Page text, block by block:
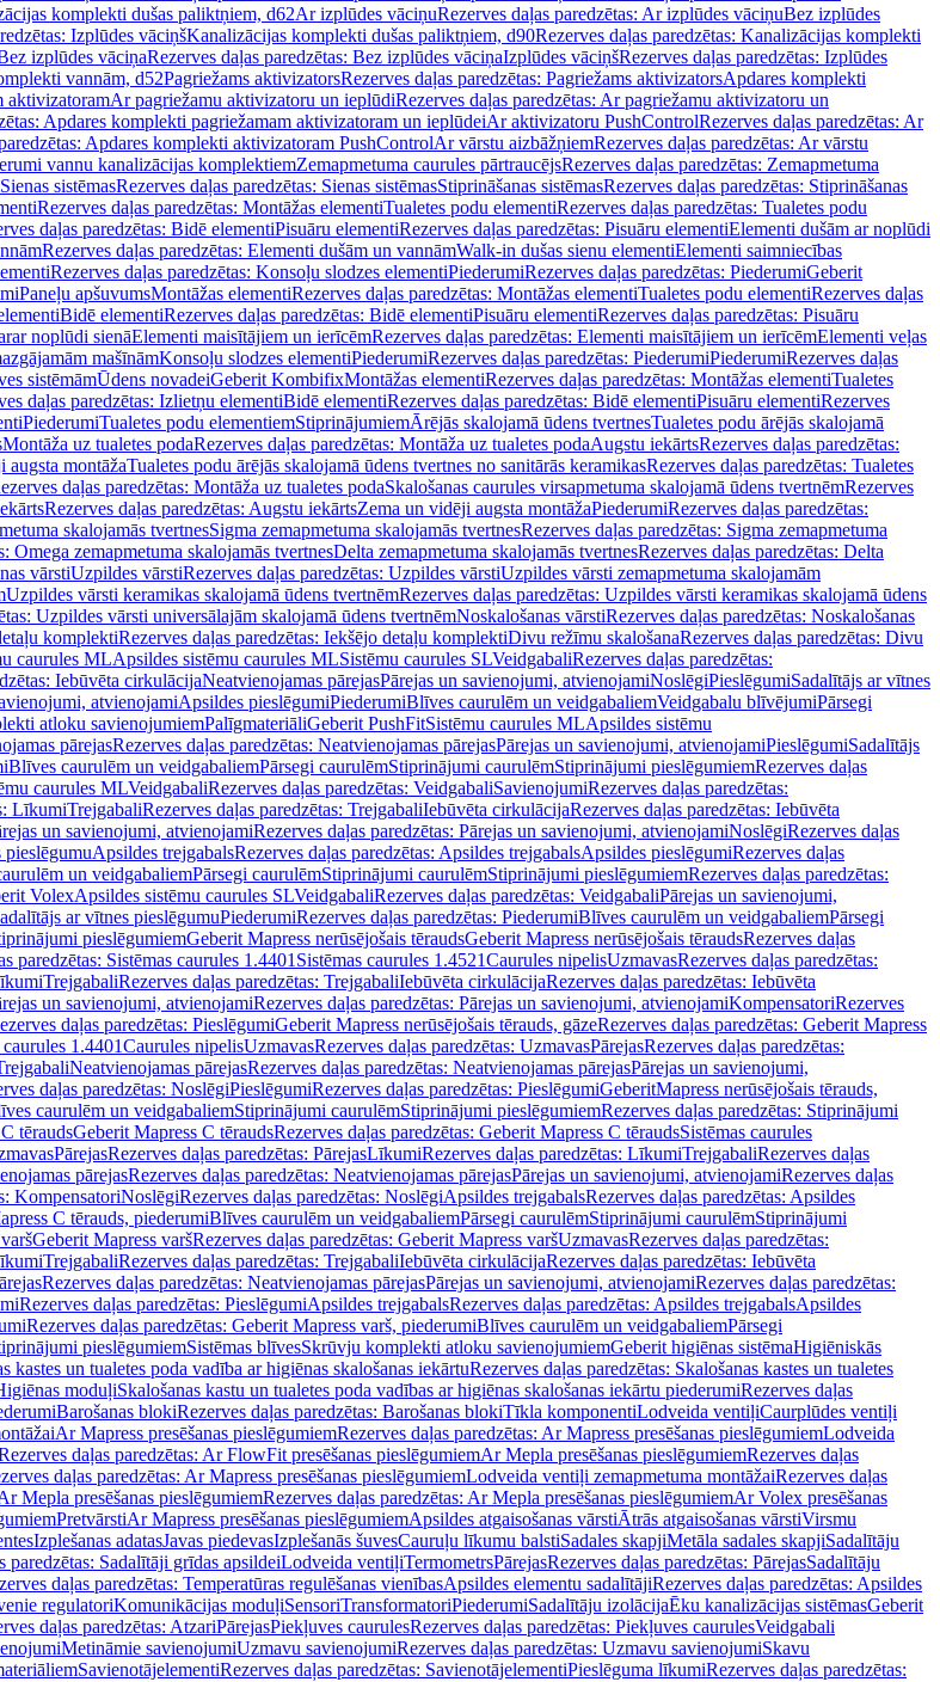
komplekti dušas paliktņiem, d62Ar izplūdes vāciņuRezerves daļas paredzētas: Ar izplūdes vāciņuBez izplūdes
Izplūdes vāciņšKanalizācijas komplekti dušas paliktņiem, d90Rezerves daļas paredzētas: Kanalizācijas komplekti
izplūdes vāciņaRezerves daļas paredzētas: Bez izplūdes vāciņaIzplūdes vāciņšRezerves daļas paredzētas: Izplūdes
vannām, d52Pagriežams aktivizatorsRezerves daļas paredzētas: Pagriežams aktivizatorsApdares komplekti
aktivizatoramAr pagriežamu aktivizatoru un ieplūdiRezerves daļas paredzētas: Ar pagriežamu aktivizatoru un
Apdares komplekti pagriežamam aktivizatoram un ieplūdeiAr aktivizatoru PushControlRezerves daļas paredzētas: Ar
Apdares komplekti aktivizatoram PushControlAr vārstu aizbāžņiemRezerves daļas paredzētas: Ar vārstu
vannu kanalizācijas komplektiemZemapmetuma caurules pārtraucējsRezerves daļas paredzētas: Zemapmetuma
Sienas sistēmasRezerves daļas paredzētas: Sienas sistēmasStiprināšanas sistēmasRezerves daļas paredzētas: Stiprināšanas
Rezerves daļas paredzētas: Montāžas elementiTualetes podu elementiRezerves daļas paredzētas: Tualetes podu
daļas paredzētas: Bidē elementiPisuāru elementiRezerves daļas paredzētas: Pisuāru elementiElementi dušām ar noplūdi
Rezerves daļas paredzētas: Elementi dušām un vannāmWalk-in dušas sienu elementiElementi saimniecības
Rezerves daļas paredzētas: Konsoļu slodzes elementiPiederumiRezerves daļas paredzētas: PiederumiGeberit
Paneļu apšuvumsMontāžas elementiRezerves daļas paredzētas: Montāžas elementiTualetes podu elementiRezerves daļas
Bidē elementiRezerves daļas paredzētas: Bidē elementiPisuāru elementiRezerves daļas paredzētas: Pisuāru
noplūdi sienāElementi maisītājiem un ierīcēmRezerves daļas paredzētas: Elementi maisītājiem un ierīcēmElementi veļas
mašīnāmKonsoļu slodzes elementiPiederumiRezerves daļas paredzētas: PiederumiPiederumiRezerves daļas
sistēmāmŪdens novadeiGeberit KombifixMontāžas elementiRezerves daļas paredzētas: Montāžas elementiTualetes
daļas paredzētas: Izlietņu elementiBidē elementiRezerves daļas paredzētas: Bidē elementiPisuāru elementiRezerves
PiederumiTualetes podu elementiemStiprinājumiemĀrējās skalojamā ūdens tvertnesTualetes podu ārējās skalojamā
Montāža uz tualetes podaRezerves daļas paredzētas: Montāža uz tualetes podaAugstu iekārtsRezerves daļas paredzētas:
augsta montāžaTualetes podu ārējās skalojamā ūdens tvertnes no sanitārās keramikasRezerves daļas paredzētas: Tualetes
daļas paredzētas: Montāža uz tualetes podaSkalošanas caurules virsapmetuma skalojamā ūdens tvertnēmRezerves
Rezerves daļas paredzētas: Augstu iekārtsZema un vidēji augsta montāžaPiederumiRezerves daļas paredzētas:
skalojamās tvertnesSigma zemapmetuma skalojamās tvertnesRezerves daļas paredzētas: Sigma zemapmetuma
Omega zemapmetuma skalojamās tvertnesDelta zemapmetuma skalojamās tvertnesRezerves daļas paredzētas: Delta
vārstiUzpildes vārstiRezerves daļas paredzētas: Uzpildes vārstiUzpildes vārsti zemapmetuma skalojamām
Uzpildes vārsti keramikas skalojamā ūdens tvertnēmRezerves daļas paredzētas: Uzpildes vārsti keramikas skalojamā ūdens
Uzpildes vārsti universālajām skalojamā ūdens tvertnēmNoskalošanas vārstiRezerves daļas paredzētas: Noskalošanas
komplektiRezerves daļas paredzētas: Iekšējo detaļu komplektiDivu režīmu skalošanaRezerves daļas paredzētas: Divu
caurules MLApsildes sistēmu caurules MLSistēmu caurules SLVeidgabaliRezerves daļas paredzētas:
Iebūvēta cirkulācijaNeatvienojamas pārejasPārejas un savienojumi, atvienojamiNoslēgiPieslēgumiSadalītājs ar vītnes
atvienojamiApsildes pieslēgumiPiederumiBlīves caurulēm un veidgabaliemVeidgabalu blīvējumiPārsegi
atloku savienojumiemPalīgmateriāliGeberit PushFitSistēmu caurules MLApsildes sistēmu
pārejasRezerves daļas paredzētas: Neatvienojamas pārejasPārejas un savienojumi, atvienojamiPieslēgumiSadalītājs
Blīves caurulēm un veidgabaliemPārsegi caurulēmStiprinājumi caurulēmStiprinājumi pieslēgumiemRezerves daļas
caurules MLVeidgabaliRezerves daļas paredzētas: VeidgabaliSavienojumiRezerves daļas paredzētas:
LīkumiTrejgabaliRezerves daļas paredzētas: TrejgabaliIebūvēta cirkulācijaRezerves daļas paredzētas: Iebūvēta
un savienojumi, atvienojamiRezerves daļas paredzētas: Pārejas un savienojumi, atvienojamiNoslēgiRezerves daļas
pieslēgumuApsildes trejgabalsRezerves daļas paredzētas: Apsildes trejgabalsApsildes pieslēgumiRezerves daļas
un veidgabaliemPārsegi caurulēmStiprinājumi caurulēmStiprinājumi pieslēgumiemRezerves daļas paredzētas:
VolexApsildes sistēmu caurules SLVeidgabaliRezerves daļas paredzētas: VeidgabaliPārejas un savienojumi,
ar vītnes pieslēgumuPiederumiRezerves daļas paredzētas: PiederumiBlīves caurulēm un veidgabaliemPārsegi
pieslēgumiemGeberit Mapress nerūsējošais tēraudsGeberit Mapress nerūsējošais tēraudsRezerves daļas
paredzētas: Sistēmas caurules 1.4401 Sistēmas caurules 1.4521Caurules nipelisUzmavasRezerves daļas paredzētas:
TrejgabaliRezerves daļas paredzētas: TrejgabaliIebūvēta cirkulācijaRezerves daļas paredzētas: Iebūvēta
un savienojumi, atvienojamiRezerves daļas paredzētas: Pārejas un savienojumi, atvienojamiKompensatoriRezerves
daļas paredzētas: PieslēgumiGeberit Mapress nerūsējošais tērauds, gāzeRezerves daļas paredzētas: Geberit Mapress
1.4401Caurules nipelisUzmavasRezerves daļas paredzētas: UzmavasPārejasRezerves daļas paredzētas:
Neatvienojamas pārejasRezerves daļas paredzētas: Neatvienojamas pārejasPārejas un savienojumi,
daļas paredzētas: NoslēgiPieslēgumiRezerves daļas paredzētas: PieslēgumiGeberitMapress nerūsējošais tērauds,
caurulēm un veidgabaliemStiprinājumi caurulēmStiprinājumi pieslēgumiemRezerves daļas paredzētas: Stiprinājumi
tēraudsGeberit Mapress C tēraudsRezerves daļas paredzētas: Geberit Mapress C tēraudsSistēmas caurules
PārejasRezerves daļas paredzētas: PārejasLīkumiRezerves daļas paredzētas: LīkumiTrejgabaliRezerves daļas
pārejasRezerves daļas paredzētas: Neatvienojamas pārejasPārejas un savienojumi, atvienojamiRezerves daļas
KompensatoriNoslēgiRezerves daļas paredzētas: NoslēgiApsildes trejgabalsRezerves daļas paredzētas: Apsildes
C tērauds, piederumiBlīves caurulēm un veidgabaliemPārsegi caurulēmStiprinājumi caurulēmStiprinājumi
Geberit Mapress varšRezerves daļas paredzētas: Geberit Mapress varšUzmavasRezerves daļas paredzētas:
TrejgabaliRezerves daļas paredzētas: TrejgabaliIebūvēta cirkulācijaRezerves daļas paredzētas: Iebūvēta
Rezerves daļas paredzētas: Neatvienojamas pārejasPārejas un savienojumi, atvienojamiRezerves daļas paredzētas:
Rezerves daļas paredzētas: PieslēgumiApsildes trejgabalsRezerves daļas paredzētas: Apsildes trejgabalsApsildes
Rezerves daļas paredzētas: Geberit Mapress varš, piederumiBlīves caurulēm un veidgabaliemPārsegi
pieslēgumiemSistēmas blīvesSkrūvju komplekti atloku savienojumiemGeberit higiēnas sistēmaHigiēniskās
kastes un tualetes poda vadība ar higiēnas skalošanas iekārtuRezerves daļas paredzētas: Skalošanas kastes un tualetes
moduļiSkalošanas kastu un tualetes poda vadības ar higiēnas skalošanas iekārtu piederumiRezerves daļas
Barošanas blokiRezerves daļas paredzētas: Barošanas blokiTīkla komponentiLodveida ventiļiCaurplūdes ventiļi
Ar Mapress presēšanas pieslēgumiemRezerves daļas paredzētas: Ar Mapress presēšanas pieslēgumiemLodveida
daļas paredzētas: Ar FlowFit presēšanas pieslēgumiemAr Mepla presēšanas pieslēgumiemRezerves daļas
daļas paredzētas: Ar Mapress presēšanas pieslēgumiemLodveida ventiļi zemapmetuma montāžaiRezerves daļas
Mepla presēšanas pieslēgumiemRezerves daļas paredzētas: Ar Mepla presēšanas pieslēgumiemAr Volex presēšanas
PretvārstiAr Mapress presēšanas pieslēgumiemApsildes atgaisošanas vārstiĀtrās atgaisošanas vārstiVirsmu
Izplešanas adatasJavas piedevasIzplešanās šuvesCauruļu līkumu balstiSadales skapjiMetāla sadales skapjiSadalītāju
paredzētas: Sadalītāji grīdas apsildeiLodveida ventiļiTermometrsPārejasRezerves daļas paredzētas: PārejasSadalītāju
daļas paredzētas: Temperatūras regulēšanas vienībasApsildes elementu sadalītājiRezerves daļas paredzētas: Apsildes
regulatoriKomunikācijas moduļiSensoriTransformatoriPiederumiSadalītāju izolācijaĒku kanalizācijas sistēmasGeberit
daļas paredzētas: AtzariPārejasPiekļuves caurulesRezerves daļas paredzētas: Piekļuves caurulesVeidgabali
Metināmie savienojumiUzmavu savienojumiRezerves daļas paredzētas: Uzmavu savienojumiSkavu
SavienotājelementiRezerves daļas paredzētas: SavienotājelementiPieslēguma līkumiRezerves daļas paredzētas: